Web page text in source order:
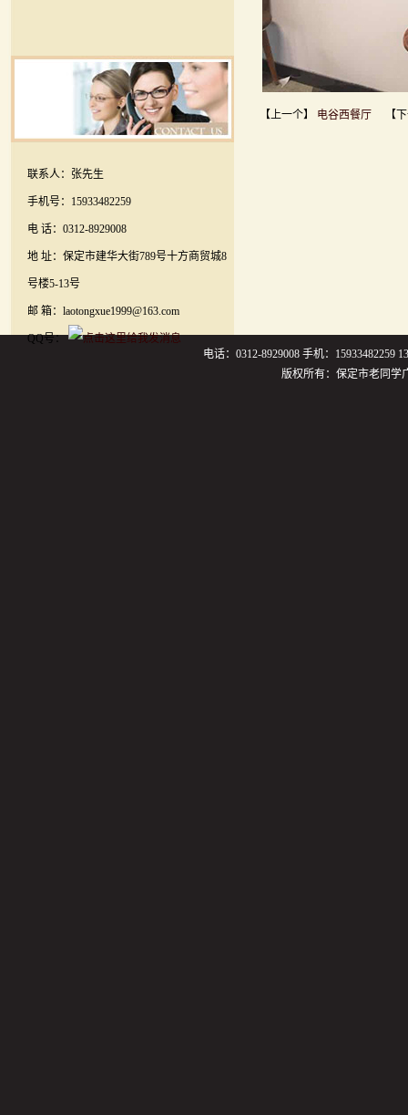
联系人：张先生
手机号：15933482259
电 话：0312-8929008
地 址：保定市建华大街789号十方商贸城8
号楼5-13号
邮 箱：laotongxue1999@163.com
QQ号：
【上一个】 电谷西餐厅【下
电话：0312-8929008 手机：15933482259
版权所有：保定市老同学